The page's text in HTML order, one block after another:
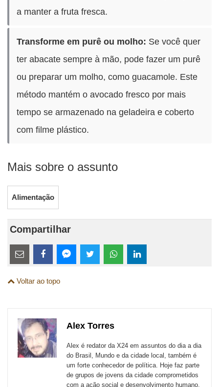
a manter a fruta fresca.
Transforme em purê ou molho: Se você quer
ter abacate sempre à mão, pode fazer um purê
ou preparar um molho, como guacamole. Este
método mantém o avocado fresco por mais
tempo se armazenado na geladeira e coberto
com filme plástico.
Mais sobre o assunto
Alimentação
Compartilhar
Estes
links
são
sites
externos
esta
Email
esta
FacebookMessenger
TwitterWhatsApp
Voltar ao topo
Alex Torres
Alex é redator da X24 em assuntos do dia a dia
do Brasil, Mundo e da cidade local, também é
um forte conhecedor de política. Hoje faz parte
de grupos de jovens da cidade comprometidos
com a ação social e desenvolvimento humano.